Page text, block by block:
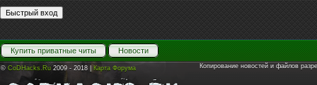
Купить приватные читы Новости
© CoDHacks.Ru 2009 - 2018 | Карта Форума Копирование новостей и файлов